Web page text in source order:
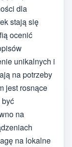
dla
stają się
ocenić
unikalnych i
na potrzeby
jest rosnące
na
na lokalne